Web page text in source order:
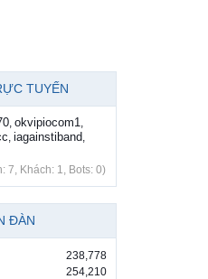
TUYẾN
okvipiocom1
iagainstiband
7, Khách: 1, Bots: 0)
ĐÀN
238,778
254,210